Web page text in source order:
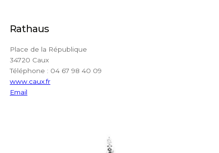
Rathaus
Place de la République
34720 Caux
Téléphone : 04 67 98 40 09
www.caux.fr
Email